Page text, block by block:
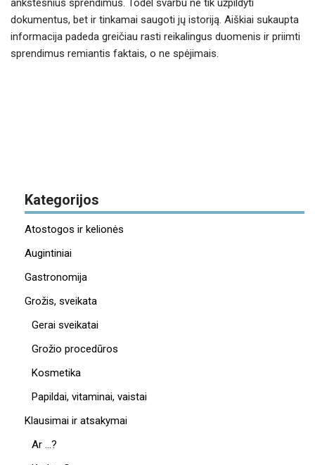
ankstesnius sprendimus. Todėl svarbu ne tik užpildyti
dokumentus, bet ir tinkamai saugoti jų istoriją. Aiškiai sukaupta
informacija padeda greičiau rasti reikalingus duomenis ir priimti
sprendimus remiantis faktais, o ne spėjimais.
Kategorijos
Atostogos ir kelionės
Augintiniai
Gastronomija
Grožis, sveikata
Gerai sveikatai
Grožio procedūros
Kosmetika
Papildai, vitaminai, vaistai
Klausimai ir atsakymai
Ar …?